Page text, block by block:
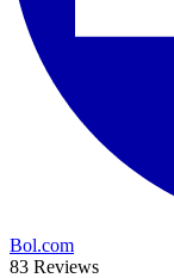
Bol.com
83 Reviews